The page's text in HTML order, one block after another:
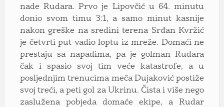
nade Rudara. Prvo je Lipovčić u 64. minutu
donio svom timu 3:1, a samo minut kasnije
nakon greške na sredini terena Srđan Kvržić
je četvrti put vadio loptu iz mreže. Domaći ne
prestaju sa napadima, pa je golman Rudara
čak i spasio svoj tim veće katastrofe, a u
posljednjim trenucima meča Dujaković postiže
svoj treći, a peti gol za Ukrinu. Čista i više nego
zaslužena pobjeda domaće ekipe, a Rudar